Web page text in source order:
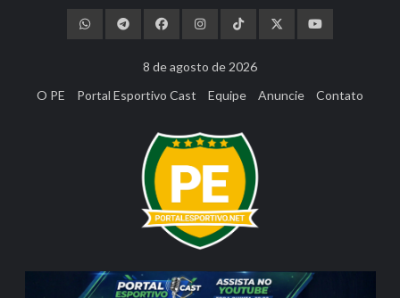
8 de agosto de 2026
O PE
Portal Esportivo Cast Equipe Anuncie Contato